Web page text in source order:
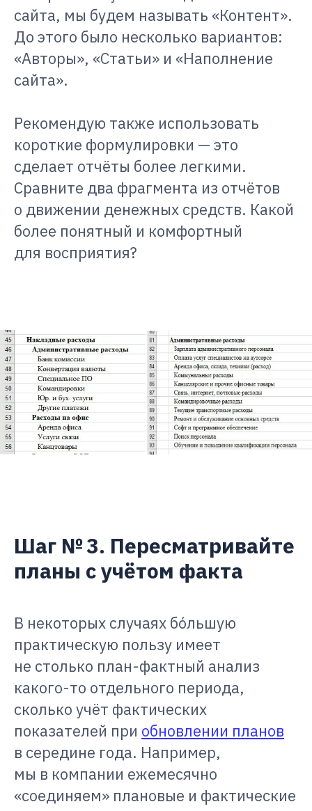
сайта, мы будем называть «Контент».
До этого было несколько вариантов:
«Авторы», «Статьи» и «Наполнение
сайта».
Рекомендую также использовать
короткие формулировки — это
сделает отчёты более легкими.
Сравните два фрагмента из отчётов
о движении денежных средств. Какой
более понятный и комфортный
для восприятия?
Шаг № 3. Пересматривайте
планы с учётом факта
В некоторых случаях бо́льшую
практическую пользу имеет
не столько план-фактный анализ
какого-то отдельного периода,
сколько учёт фактических
показателей при обновлении планов
в середине года. Например,
мы в компании ежемесячно
«соединяем» плановые и фактические